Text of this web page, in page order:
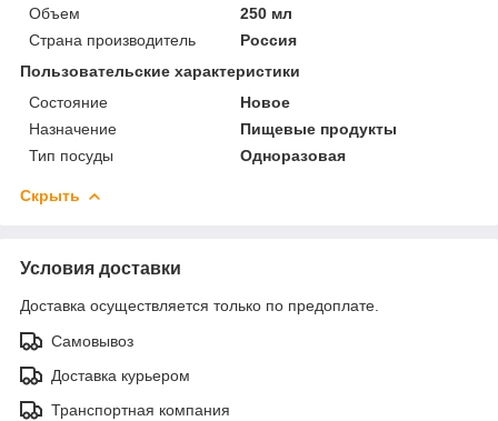
Объем
250 мл
Страна производитель
Россия
Пользовательские характеристики
Состояние
Новое
Назначение
Пищевые продукты
Тип посуды
Одноразовая
Скрыть
Условия доставки
Доставка осуществляется только по предоплате.
Самовывоз
Доставка курьером
Транспортная компания